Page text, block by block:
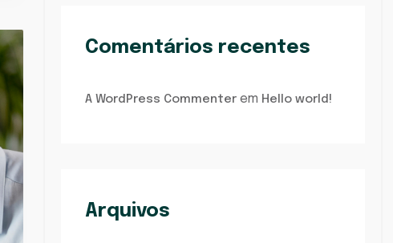
Comentários recentes
A WordPress Commenterem Hello world!
Arquivos